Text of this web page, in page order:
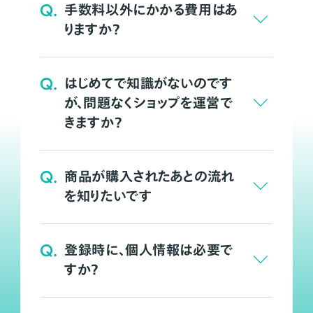
Q. 手数料以外にかかる費用はあ
りますか？
Q. はじめてで知識がないのです
が、問題なくショップを運営で
きますか？
Q. 商品が購入されたあとの流れ
を知りたいです
Q. 登録時に、個人情報は必要で
すか？